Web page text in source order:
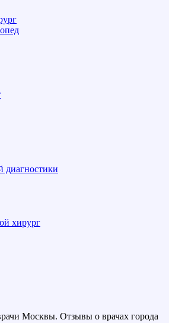
диагностики
хирург
Москвы. Отзывы о врачах города